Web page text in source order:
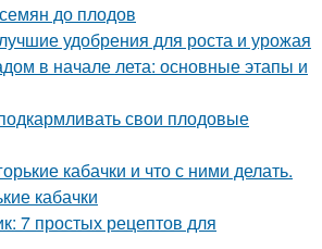
до плодов
удобрения для роста и урожая
в начале лета: основные этапы и
свои плодовые
кабачки и что с ними делать.
кабачки
7 простых рецептов для